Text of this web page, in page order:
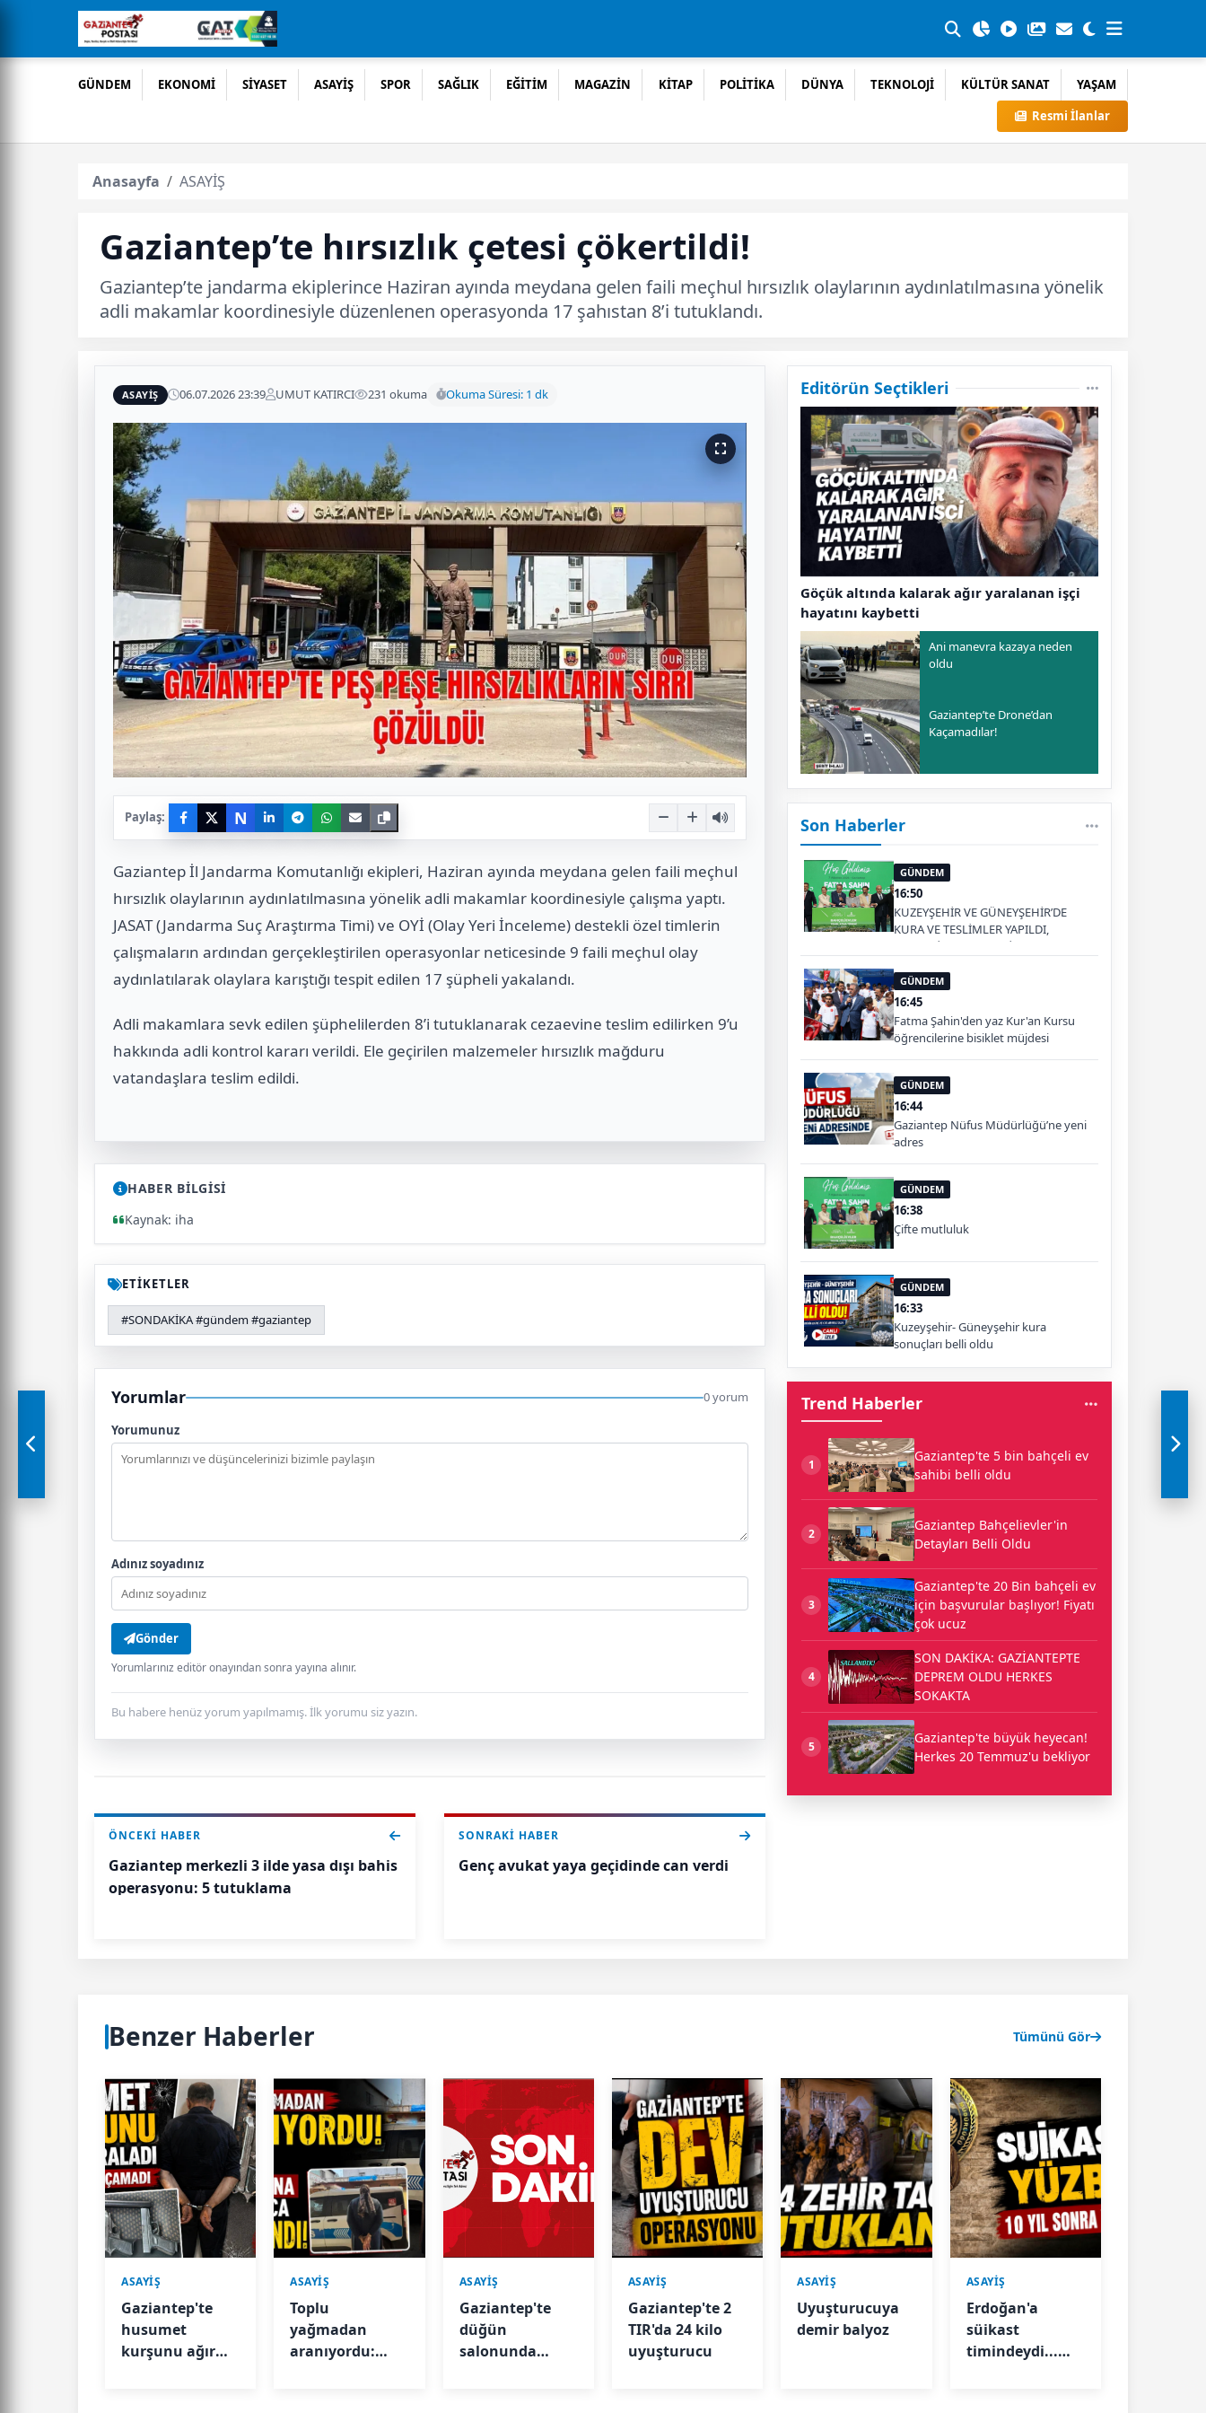
GÜNDEM EKONOMİ SİYASET ASAYİŞ SPOR SAĞLIK EĞİTİM MAGAZİN KİTAP POLİTİKA DÜNYA TEKNOLOJİ KÜLTÜR SANAT
YAŞAM
Resmi İlanlar
Anasayfa ASAYİŞ
Gaziantep’te hırsızlık çetesi çökertildi!
Gaziantep’te jandarma ekiplerince Haziran ayında meydana gelen faili meçhul hırsızlık olaylarının aydınlatılmasına yönelik
adli makamlar koordinesiyle düzenlenen operasyonda 17 şahıstan 8’i tutuklandı.
ASAYİŞ 06.07.2026 23:39 UMUT KATIRCI 231 okuma Okuma Süresi: 1 dk
Paylaş: N
Gaziantep İl Jandarma Komutanlığı ekipleri, Haziran ayında meydana gelen faili meçhul
hırsızlık olaylarının aydınlatılmasına yönelik adli makamlar koordinesiyle çalışma yaptı.
JASAT (Jandarma Suç Araştırma Timi) ve OYİ (Olay Yeri İnceleme) destekli özel timlerin
çalışmaların ardından gerçekleştirilen operasyonlar neticesinde 9 faili meçhul olay
aydınlatılarak olaylara karıştığı tespit edilen 17 şüpheli yakalandı.
Adli makamlara sevk edilen şüphelilerden 8’i tutuklanarak cezaevine teslim edilirken 9’u
hakkında adli kontrol kararı verildi. Ele geçirilen malzemeler hırsızlık mağduru
vatandaşlara teslim edildi.
HABER BİLGİSİ
Kaynak: iha
ETİKETLER
#SONDAKİKA #gündem #gaziantep
Yorumlar 0 yorum
Yorumunuz
Adınız soyadınız
Gönder
Yorumlarınız editör onayından sonra yayına alınır.
Bu habere henüz yorum yapılmamış. İlk yorumu siz yazın.
ÖNCEKI HABER
Gaziantep merkezli 3 ilde yasa dışı bahis
operasyonu: 5 tutuklama
SONRAKI HABER
Genç avukat yaya geçidinde can verdi
Editörün Seçtikleri
Göçük altında kalarak ağır yaralanan işçi
hayatını kaybetti
Ani manevra kazaya neden
oldu
Gaziantep’te Drone’dan
Kaçamadılar!
Son Haberler
GÜNDEM
16:50
KUZEYŞEHİR VE GÜNEYŞEHİR’DE
KURA VE TESLİMLER YAPILDI,
BAHÇELİEVLER’DE 5 BİN KONUTUN
GÜNDEM
16:45
Fatma Şahin'den yaz Kur'an Kursu
öğrencilerine bisiklet müjdesi
GÜNDEM
16:44
Gaziantep Nüfus Müdürlüğü’ne yeni
adres
GÜNDEM
16:38
Çifte mutluluk
GÜNDEM
16:33
Kuzeyşehir- Güneyşehir kura
sonuçları belli oldu
Trend Haberler
1
Gaziantep'te 5 bin bahçeli ev
sahibi belli oldu
2
Gaziantep Bahçelievler'in
Detayları Belli Oldu
3
Gaziantep'te 20 Bin bahçeli ev
için başvurular başlıyor! Fiyatı
çok ucuz
4
SON DAKİKA: GAZİANTEPTE
DEPREM OLDU HERKES
SOKAKTA
5
Gaziantep'te büyük heyecan!
Herkes 20 Temmuz'u bekliyor
Benzer Haberler Tümünü Gör
ASAYİŞ
Gaziantep'te
husumet
kurşunu ağır
ASAYİŞ
Toplu
yağmadan
aranıyordu:
ASAYİŞ
Gaziantep'te
düğün
salonunda
ASAYİŞ
Gaziantep'te 2
TIR'da 24 kilo
uyuşturucu
ASAYİŞ
Uyuşturucuya
demir balyoz
ASAYİŞ
Erdoğan'a
süikast
timindeydi...